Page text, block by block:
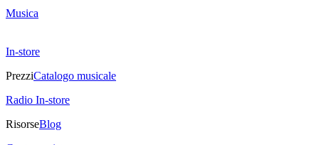
Musica
In-store
PrezziCatalogo musicale
Radio In-store
RisorseBlog